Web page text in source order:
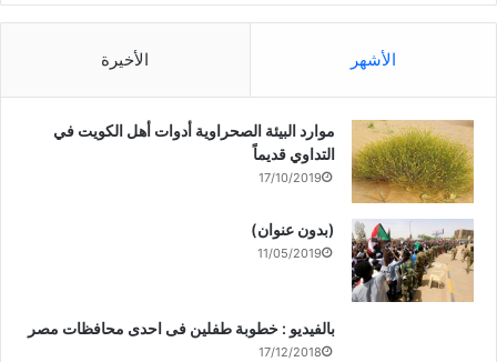
الأشهر الأخيرة
موارد البيئة الصحراوية أدوات أهل الكويت في
التداوي قديماً
17/10/2019
(بدون عنوان)
11/05/2019
بالفيديو : خطوبة طفلين فى احدى محافظات مصر
17/12/2018